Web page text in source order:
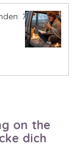
7
on the
dich